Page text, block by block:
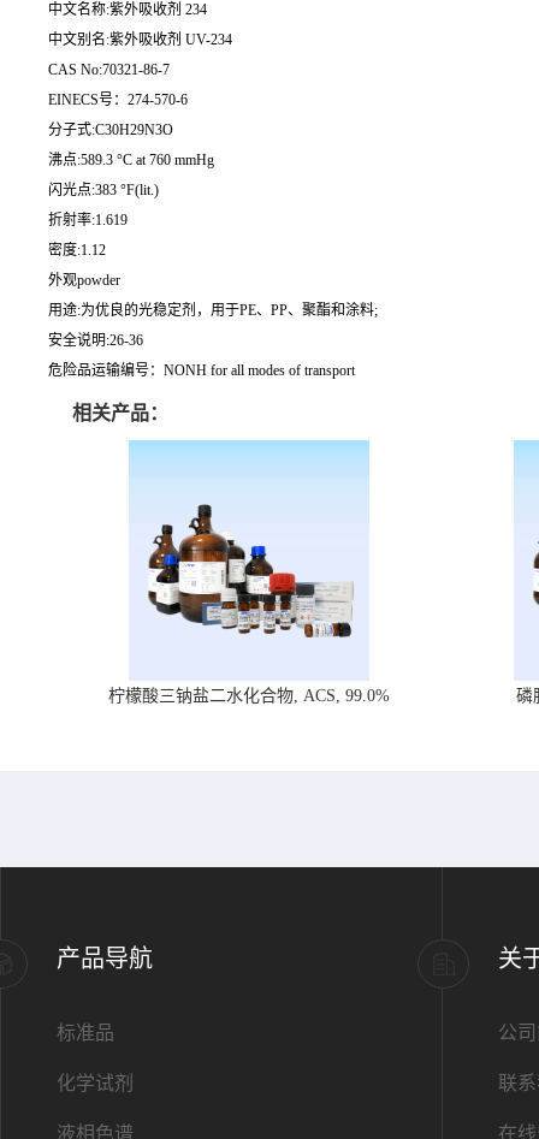
中文名称:紫外吸收剂 234
中文别名:紫外吸收剂 UV-234
CAS No:70321-86-7
EINECS号：274-570-6
分子式:C30H29N3O
沸点:589.3 °C at 760 mmHg
闪光点:383 °F(lit.)
折射率:1.619
密度:1.12
外观powder
用途:为优良的光稳定剂，用于PE、PP、聚酯和涂料;
安全说明:26-36
危险品运输编号：NONH for all modes of transport
相关产品：
柠檬酸三钠盐二水化合物, ACS, 99.0% 磷
产品导航
标准品
化学试剂
液相色谱
关
公
联
在